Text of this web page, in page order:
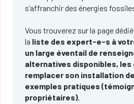
s’affranchir des énergies
Vous trouverez sur la page
la liste des expert-e-s à
un large éventail de
alternatives disponibles, les
remplacer son installation
exemples pratiques
propriétaires).